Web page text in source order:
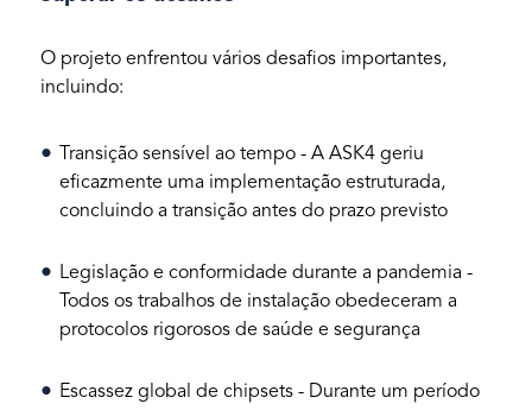
O projeto enfrentou vários desafios importantes,
incluindo:
Transição sensível ao tempo - A ASK4 geriu
eficazmente uma implementação estruturada,
concluindo a transição antes do prazo previsto
Legislação e conformidade durante a pandemia -
Todos os trabalhos de instalação obedeceram a
protocolos rigorosos de saúde e segurança
Escassez global de chipsets - Durante um período